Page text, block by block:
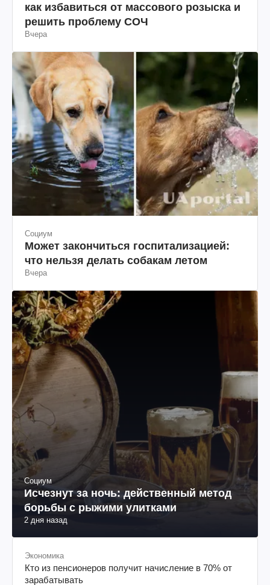
как избавиться от массового розыска и
решить проблему СОЧ
Вчера
Социум
Может закончиться госпитализацией:
что нельзя делать собакам летом
Вчера
Социум
Исчезнут за ночь: действенный метод
борьбы с рыжими улитками
2 дня назад
Экономика
Кто из пенсионеров получит начисление в 70% от
зарабатывать